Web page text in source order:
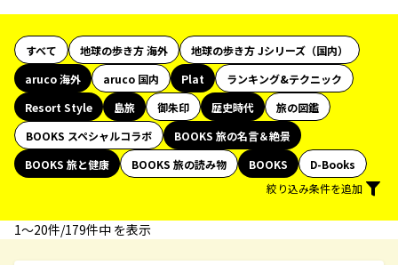
すべて 地球の歩き方 海外
地球の歩き方 Jシリーズ（国内）
aruco 海外
aruco 国内 Plat
ランキング&テクニック
Resort Style
島旅 御朱印 歴史時代
旅の図鑑
BOOKS スペシャルコラボ
BOOKS 旅の名言＆絶景
BOOKS 旅と健康
BOOKS 旅の読み物 BOOKS
D-Books
絞り込み条件を追加
1〜20件/179件中 を表示